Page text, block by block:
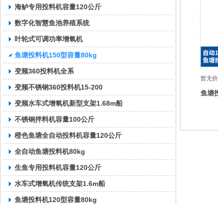
海鲈专用投料机容量120公斤
数字化智慧鱼池养殖系统
叶轮式可调功率增氧机
鱼塘投料机150型容量80kg
变频360投料机全系
变频不锈钢360投料机15-200
变频水车式增氧机新型支架1.68m船
不锈钢拌料机容量100公斤
橙色鱼塘全自动投料机容量120公斤
全自动鱼塘投料机80kg
生鱼专用投料机容量120公斤
水车式增氧机传统支架1.6m船
鱼塘投料机120型容量80kg
暂无
鱼塘